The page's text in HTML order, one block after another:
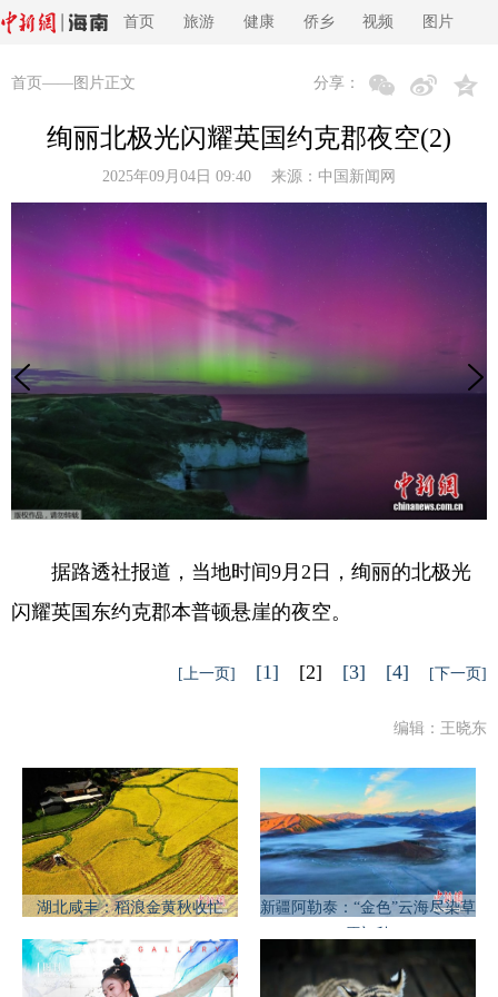
首页 旅游 健康 侨乡 视频 图片
首页 ——图片正文 分享：
绚丽北极光闪耀英国约克郡夜空(2)
2025年09月04日 09:40 来源： 中国新闻网
据路透社报道，当地时间9月2日，绚丽的北极光
闪耀英国东约克郡本普顿悬崖的夜空。
[上一页] [1] [2] [3] [4] [下一页]
编辑：王晓东
湖北咸丰：稻浪金黄秋收忙
新疆阿勒泰：“金色”云海尽染草